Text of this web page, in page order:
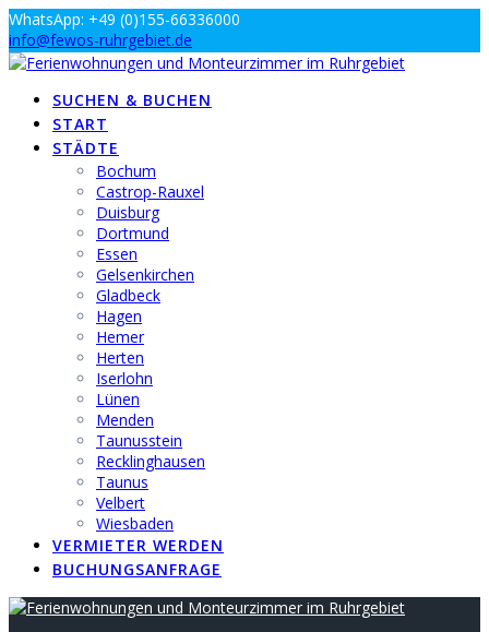
Zum
Inhalt
springen
WhatsApp: +49 (0)155-66336000
info@fewos-ruhrgebiet.de
SUCHEN & BUCHEN
START
STÄDTE
Bochum
Castrop-Rauxel
Duisburg
Dortmund
Essen
Gelsenkirchen
Gladbeck
Hagen
Hemer
Herten
Iserlohn
Lünen
Menden
Taunusstein
Recklinghausen
Taunus
Velbert
Wiesbaden
VERMIETER WERDEN
BUCHUNGSANFRAGE